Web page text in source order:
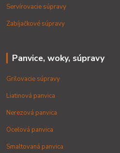
Servírovacie súpravy
Zabíjačkové súpravy
Panvice, woky, súpravy
Grilovacie súpravy
Liatinová panvica
Nerezová panvica
Oceľová panvica
Smaltovaná panvica